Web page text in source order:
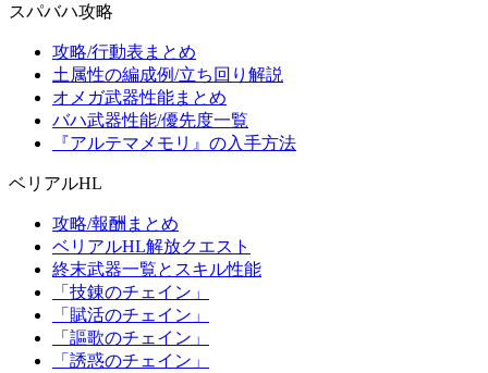
スパバハ攻略
攻略/行動表まとめ
土属性の編成例/立ち回り解説
オメガ武器性能まとめ
バハ武器性能/優先度一覧
『アルテマメモリ』の入手方法
ベリアルHL
攻略/報酬まとめ
ベリアルHL解放クエスト
終末武器一覧とスキル性能
「技錬のチェイン」
「賦活のチェイン」
「謳歌のチェイン」
「誘惑のチェイン」